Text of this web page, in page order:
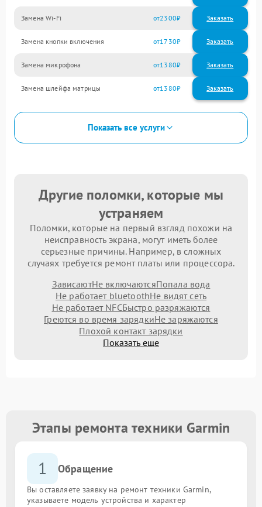
Замена Wi-Fi 2300
Замена кнопки включения 1730
Замена микрофона 1380
Замена шлейфа матрицы 1380
Показать все услуги
Другие поломки, которые мы
устраняем
Поломки, которые на первый взгляд похожи на
неисправность экрана, могут иметь более
серьезные причины. Например, в сложных
случаях требуется ремонт платы или процессора.
ЗависаютНе включаютсяПопала вода
Не работает bluetoothНе видят сеть
Не работает NFCБыстро разряжаются
Греются во время зарядкиНе заряжаются
Плохой контакт зарядки
Показать еще
Этапы ремонта техники Garmin
1 Обращение
Вы оставляете заявку на ремонт техники Garmin,
указываете модель устройства и характер